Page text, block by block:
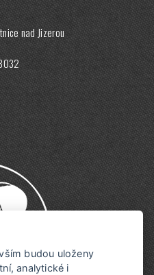
nad Jizerou
budou uloženy
analytické i